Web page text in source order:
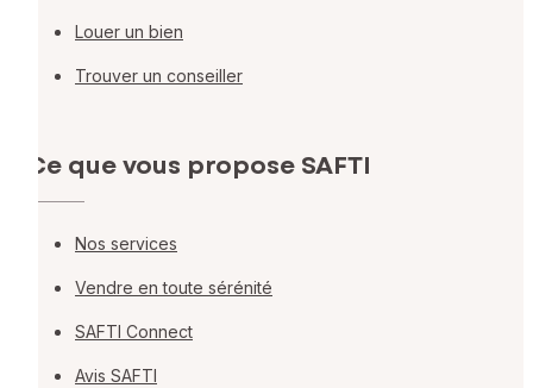
Louer un bien
Trouver un conseiller
Ce que vous propose SAFTI
Nos services
Vendre en toute sérénité
SAFTI Connect
Avis SAFTI